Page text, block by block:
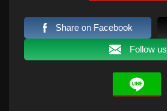
Share on Facebook
Follow us